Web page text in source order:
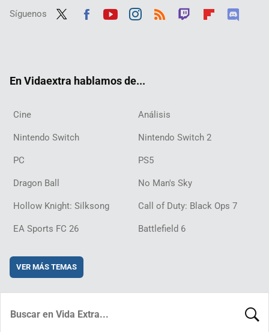
Síguenos
En Vidaextra hablamos de...
Cine Análisis
Nintendo Switch Nintendo Switch 2
PC PS5
Dragon Ball No Man's Sky
Hollow Knight: Silksong Call of Duty: Black Ops 7
EA Sports FC 26 Battlefield 6
VER MÁS TEMAS